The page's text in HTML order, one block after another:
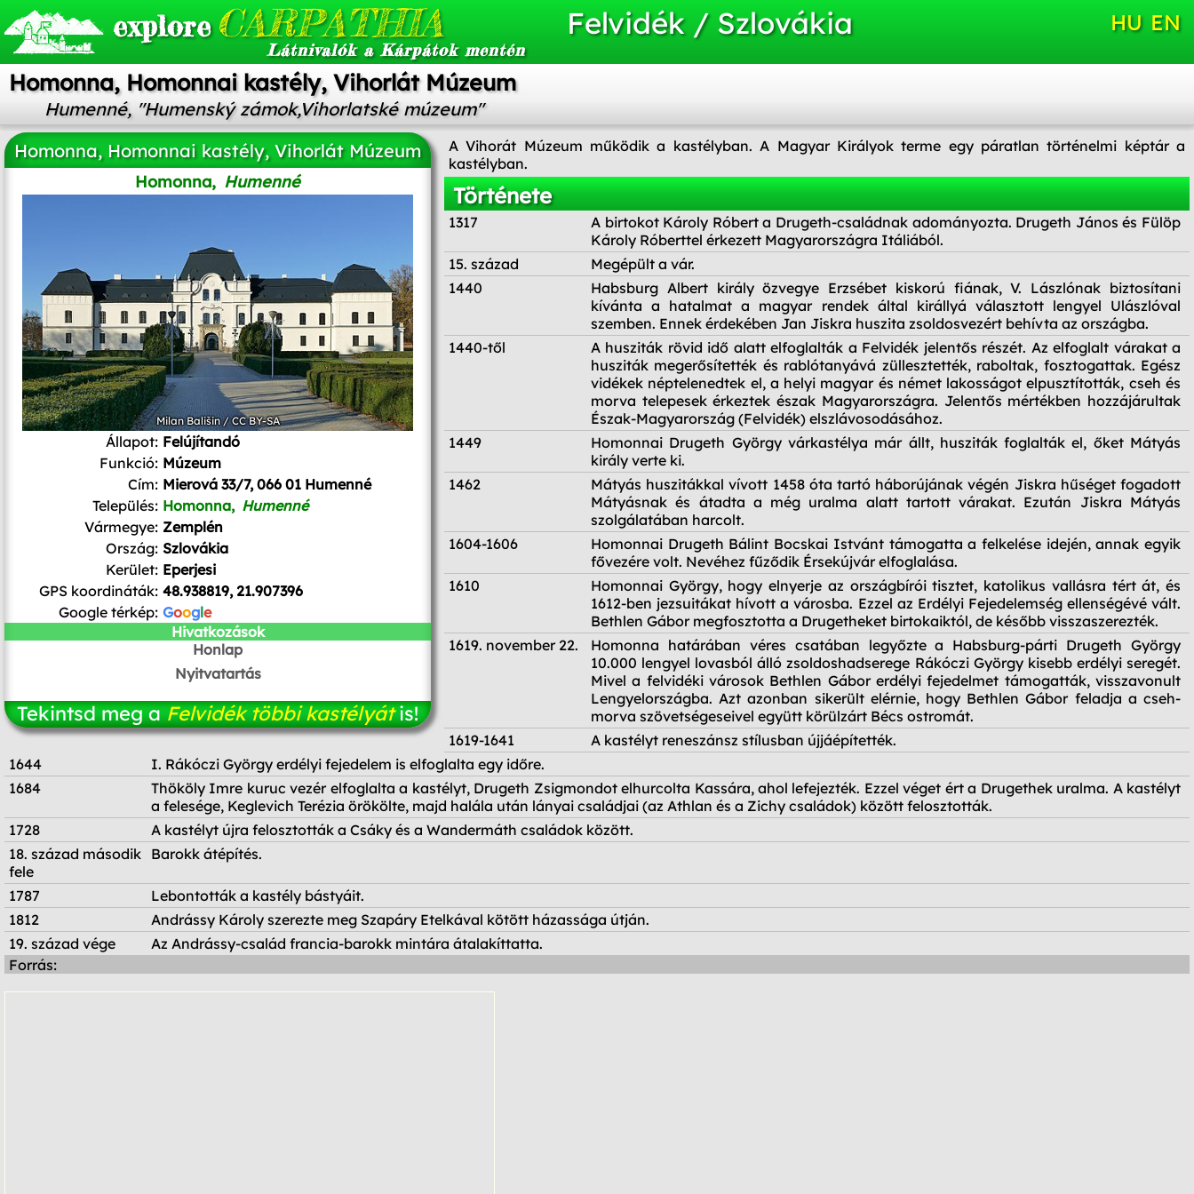
exploreCARPATHIA
Látnivalók a Kárpátok mentén
Felvidék / Szlovákia HU EN
Homonna, Homonnai kastély, Vihorlát Múzeum
Humenné, "Humenský zámok,Vihorlatské múzeum"
Homonna, Homonnai kastély, Vihorlát Múzeum
Homonna, Humenné
Milan Bališin/CC BY-SA
Állapot: Felújítandó
Funkció: Múzeum
Cím: Mierová 33/7, 066 01 Humenné
Település: Homonna, Humenné
Vármegye: Zemplén
Ország: Szlovákia
Kerület: Eperjesi
GPS koordináták: 48.938819, 21.907396
Google térkép: Google
Hivatkozások
Honlap
Nyitvatartás
Tekintsd meg a Felvidék többi kastélyát is!
A Vihorát Múzeum működik a kastélyban. A Magyar Királyok terme egy páratlan történelmi képtár a
kastélyban.
Története
1317
A birtokot Károly Róbert a Drugeth-családnak adományozta. Drugeth János és Fülöp
Károly Róberttel érkezett Magyarországra Itáliából.
15. század
Megépült a vár.
1440
Habsburg Albert király özvegye Erzsébet kiskorú fiának, V. Lászlónak biztosítani
kívánta a hatalmat a magyar rendek által királlyá választott lengyel Ulászlóval
szemben. Ennek érdekében Jan Jiskra huszita zsoldosvezért behívta az országba.
1440-től
A husziták rövid idő alatt elfoglalták a Felvidék jelentős részét. Az elfoglalt várakat a
husziták megerősítették és rablótanyává züllesztették, raboltak, fosztogattak. Egész
vidékek néptelenedtek el, a helyi magyar és német lakosságot elpusztították, cseh és
morva telepesek érkeztek észak Magyarországra. Jelentős mértékben hozzájárultak
Észak-Magyarország (Felvidék) elszlávosodásához.
1449
Homonnai Drugeth György várkastélya már állt, husziták foglalták el, őket Mátyás
király verte ki.
1462
Mátyás huszitákkal vívott 1458 óta tartó háborújának végén Jiskra hűséget fogadott
Mátyásnak és átadta a még uralma alatt tartott várakat. Ezután Jiskra Mátyás
szolgálatában harcolt.
1604-1606
Homonnai Drugeth Bálint Bocskai Istvánt támogatta a felkelése idején, annak egyik
fővezére volt. Nevéhez fűződik Érsekújvár elfoglalása.
1610
Homonnai György, hogy elnyerje az országbírói tisztet, katolikus vallásra tért át, és
1612-ben jezsuitákat hívott a városba. Ezzel az Erdélyi Fejedelemség ellenségévé vált.
Bethlen Gábor megfosztotta a Drugetheket birtokaiktól, de később visszaszerezték.
1619. november 22.
Homonna határában véres csatában legyőzte a Habsburg-párti Drugeth György
10.000 lengyel lovasból álló zsoldoshadserege Rákóczi György kisebb erdélyi seregét.
Mivel a felvidéki városok Bethlen Gábor erdélyi fejedelmet támogatták, visszavonult
Lengyelországba. Azt azonban sikerült elérnie, hogy Bethlen Gábor feladja a cseh-
morva szövetségeseivel együtt körülzárt Bécs ostromát.
1619-1641
A kastélyt reneszánsz stílusban újjáépítették.
1644
I. Rákóczi György erdélyi fejedelem is elfoglalta egy időre.
1684
Thököly Imre kuruc vezér elfoglalta a kastélyt, Drugeth Zsigmondot elhurcolta Kassára, ahol lefejezték. Ezzel véget ért a Drugethek uralma. A kastélyt
a felesége, Keglevich Terézia örökölte, majd halála után lányai családjai (az Athlan és a Zichy családok) között felosztották.
1728
A kastélyt újra felosztották a Csáky és a Wandermáth családok között.
18. század második
fele
Barokk átépítés.
1787
Lebontották a kastély bástyáit.
1812
Andrássy Károly szerezte meg Szapáry Etelkával kötött házassága útján.
19. század vége
Az Andrássy-család francia-barokk mintára átalakíttatta.
Forrás: